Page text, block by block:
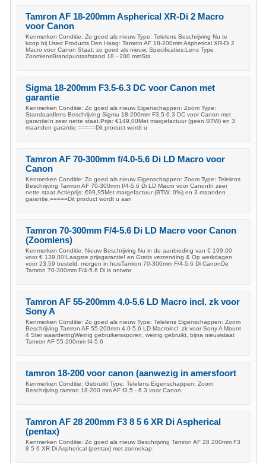
Tamron AF 18-200mm Aspherical XR-Di 2 Macro
voor Canon
Kenmerken Conditie: Zo goed als nieuw Type: Telelens Beschrijving Nu te
koop bij Used Products Den Haag: Tamron AF 18-200mm Aspherical XR-Di 2
Macro voor Canon Staat: zo goed als nieuw. Specificaties:Lens Type
ZoomlensBrandpuntsafstand 18 - 200 mmSta
Sigma 18-200mm F3.5-6.3 DC voor Canon met
garantie
Kenmerken Conditie: Zo goed als nieuw Eigenschappen: Zoom Type:
Standaardlens Beschrijving Sigma 18-200mm F3.5-6.3 DC voor Canon met
garantieIn zeer nette staat.Prijs: €149,00Met margefactuur (geen BTW) en 3
maanden garantie.=====Dit product wordt u
Tamron AF 70-300mm f/4.0-5.6 Di LD Macro voor
Canon
Kenmerken Conditie: Zo goed als nieuw Eigenschappen: Zoom Type: Telelens
Beschrijving Tamron AF 70-300mm f/4-5.6 Di LD Macro voor CanonIn zeer
nette staat.Actieprijs: €99,95Met margefactuur (BTW: 0%) en 3 maanden
garantie.=====Dit product wordt u aan
Tamron 70-300mm F/4-5.6 Di LD Macro voor Canon
(Zoomlens)
Kenmerken Conditie: Nieuw Beschrijving Nu in de aanbieding van € 199,00
voor € 139,00!Laagste prijsgarantie! en Gratis verzending & Op werkdagen
voor 23.59 besteld, morgen in huisTamron 70-300mm F/4-5.6 Di CanonDe
Tamron 70-300mm F/4-5.6 Di is ontwor
Tamron AF 55-200mm 4.0-5.6 LD Macro incl. zk voor
Sony A
Kenmerken Conditie: Zo goed als nieuw Type: Telelens Eigenschappen: Zoom
Beschrijving Tamron AF 55-200mm 4.0-5.6 LD Macroincl. zk voor Sony A Mount
4 Ster waarderingWeinig gebruikerssporen, weinig gebruikt, bijna nieuwstaat
Tamron AF 55-200mm f4-5.6
tamron 18-200 voor canon (aanwezig in amersfoort
Kenmerken Conditie: Gebruikt Type: Telelens Eigenschappen: Zoom
Beschrijving tamron 18-200 mm AF f3.5 - 6.3 voor Canon.
Tamron AF 28 200mm F3 8 5 6 XR Di Aspherical
(pentax)
Kenmerken Conditie: Zo goed als nieuw Beschrijving Tamron AF 28 200mm F3
8 5 6 XR Di Aspherical (pentax) met zonnekap.